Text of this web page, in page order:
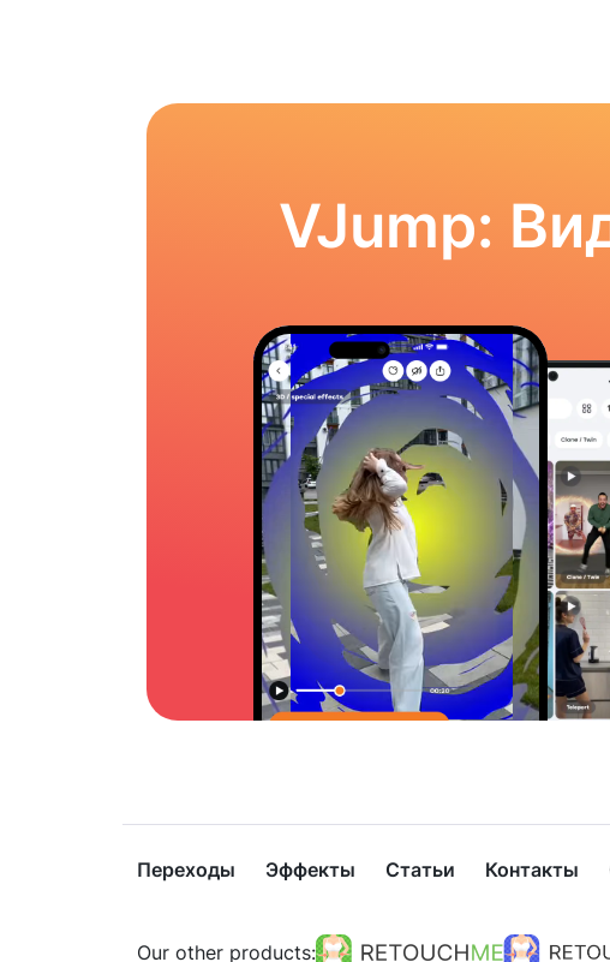
VJump:
Переходы Эффекты Статьи Контакты
Our other products: